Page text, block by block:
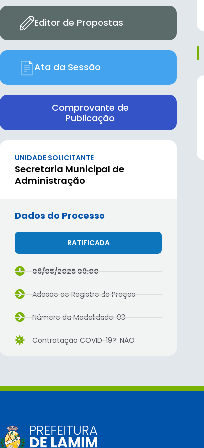
Editor de Propostas
Ata da Sessão
Comprovante de
Publicação
UNIDADE SOLICITANTE
Secretaria Municipal de
Administração
Dados do Processo
RATIFICADA
06/05/2025 09:00
Adesão ao Registro de Preços
Número da Modalidade: 03
Contratação COVID-19?: NÃO